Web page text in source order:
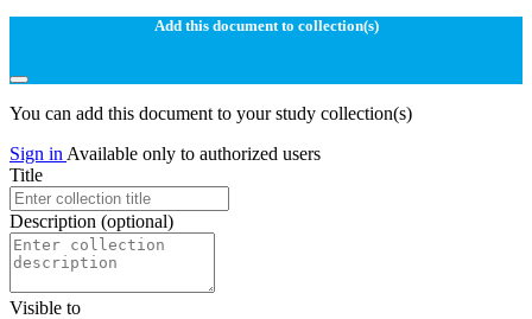
Add this document to collection(s)
You can add this document to your study collection(s)
Sign in Available only to authorized users
Title
Description (optional)
Visible to